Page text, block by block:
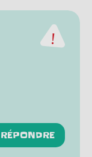
RÉPONDRE